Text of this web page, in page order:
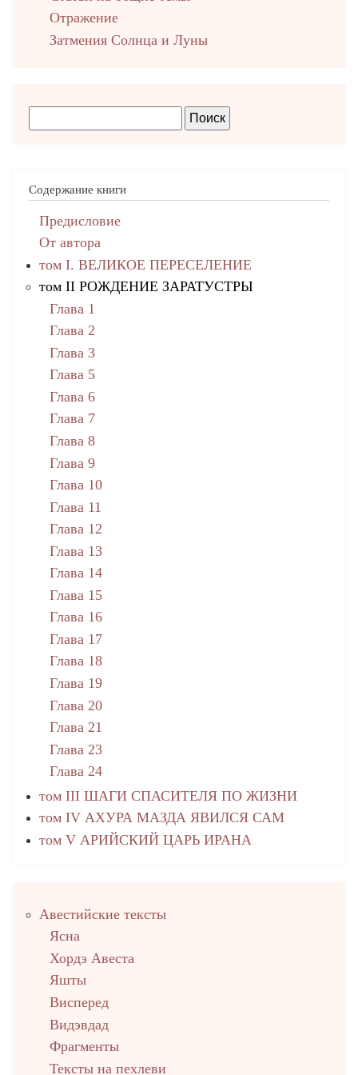
Отражение
Затмения Солнца и Луны
Содержание книги
Предисловие
От автора
том I. ВЕЛИКОЕ ПЕРЕСЕЛЕНИЕ
том II РОЖДЕНИЕ ЗАРАТУСТРЫ
Глава 1
Глава 2
Глава 3
Глава 5
Глава 6
Глава 7
Глава 8
Глава 9
Глава 10
Глава 11
Глава 12
Глава 13
Глава 14
Глава 15
Глава 16
Глава 17
Глава 18
Глава 19
Глава 20
Глава 21
Глава 23
Глава 24
том III ШАГИ СПАСИТЕЛЯ ПО ЖИЗНИ
том IV АХУРА МАЗДА ЯВИЛСЯ САМ
том V АРИЙСКИЙ ЦАРЬ ИРАНА
столбец
Авестийские тексты
Ясна
Хордэ Авеста
Яшты
Висперед
Видэвдад
Фрагменты
Тексты на пехлеви